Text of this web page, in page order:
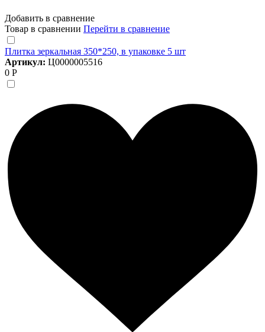
Добавить в сравнение
Товар в сравнении Перейти в сравнение
Плитка зеркальная 350*250, в упаковке 5 шт
Артикул: Ц0000005516
0 Р